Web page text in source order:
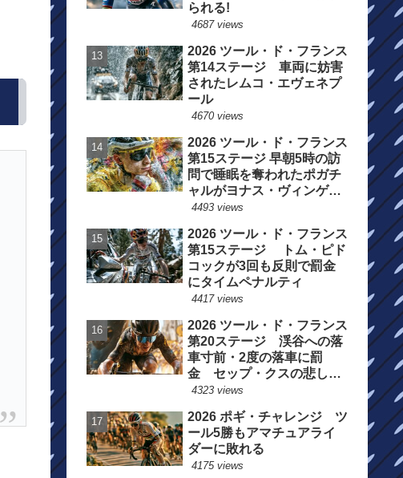
られる!
4687 views
2026 ツール・ド・フランス
第14ステージ 車両に妨害
されたレムコ・エヴェネプ
ール
4670 views
2026 ツール・ド・フランス
第15ステージ 早朝5時の訪
問で睡眠を奪われたポガチ
ャルがヨナス・ヴィンゲゴ
ーの離脱を惜しむ
4493 views
2026 ツール・ド・フランス
第15ステージ トム・ピド
コックが3回も反則で罰金
にタイムペナルティ
4417 views
2026 ツール・ド・フランス
第20ステージ 渓谷への落
車寸前・2度の落車に罰
金 セップ・クスの悲しい
一日
4323 views
2026 ポギ・チャレンジ ツ
ール5勝もアマチュアライ
ダーに敗れる
4175 views